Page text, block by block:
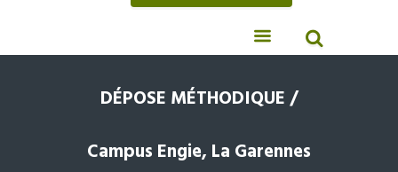
DÉPOSE MÉTHODIQUE /
Campus Engie, La Garennes